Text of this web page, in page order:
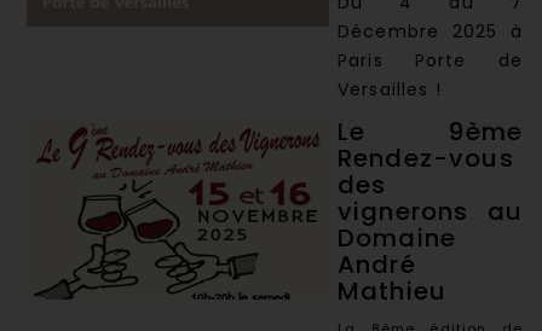
Décembre 2025 à
Paris Porte de
Versailles !
Le 9ème
Rendez-vous
des
vignerons au
Domaine
André
Mathieu